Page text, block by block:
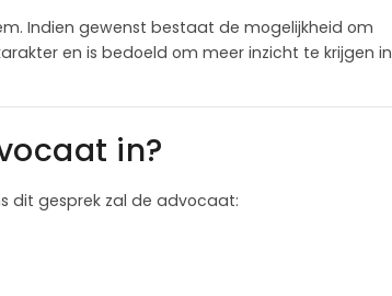
Indien gewenst bestaat de mogelijkheid om
en is bedoeld om meer inzicht te krijgen in
in?
dit gesprek zal de advocaat: